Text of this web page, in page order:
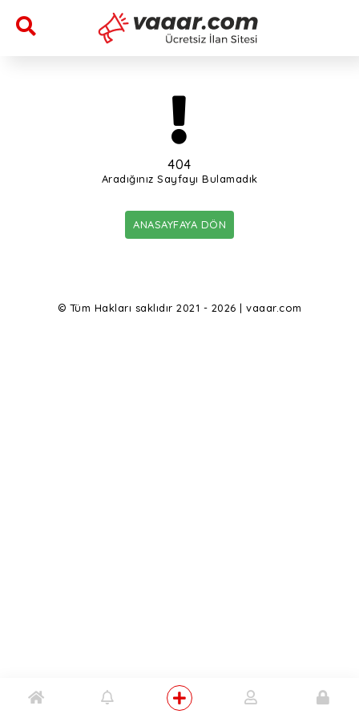
404
Aradığınız Sayfayı Bulamadık
ANASAYFAYA DÖN
© Tüm Hakları saklıdır 2021 - 2026 | vaaar.com